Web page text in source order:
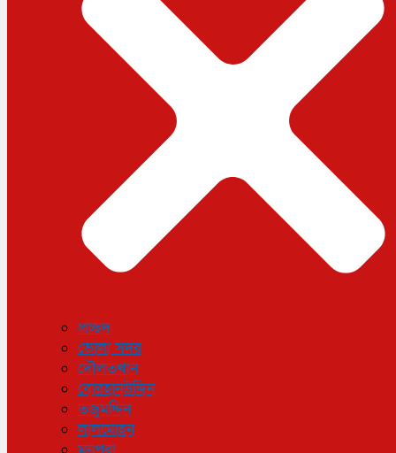
লাইফস্টাইল
সোশ্যাল মিডিয়া
বিজ্ঞান ও প্রযুক্তি
বিশেষ প্রতিবেদন
শেয়ার বাজার
বিচিত্র সংবাদ
সাক্ষাৎকার
সড়ক দুর্ঘটনা
অপরাধ
প্রচ্ছদ
ভোলা সদর
দৌলতখান
বোরহানউদ্দিন
তজুমদ্দিন
লালমোহন